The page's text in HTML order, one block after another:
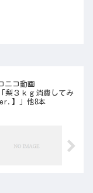
ニコ動画
梨３ｋｇ消費してみ
】」他8本